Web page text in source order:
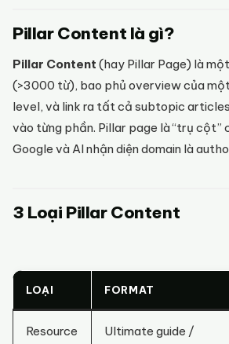
Pillar Content là gì?
Pillar Content (hay Pillar Page) là
(>3000 từ), bao phủ overview của
level, và link ra tất cả subtopic
vào từng phần. Pillar page là “trụ
Google và AI nhận diện domain là
3 Loại Pillar Content
LOẠI FORMAT
Resource
Ultimate guide /